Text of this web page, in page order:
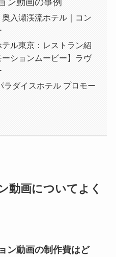
ン動画の事例
入瀬渓流ホテル｜コン
ル東京：レストラン紹
ションムービー】ラヴ
ラダイスホテル プロモー
動画についてよく
ン動画の制作費はど